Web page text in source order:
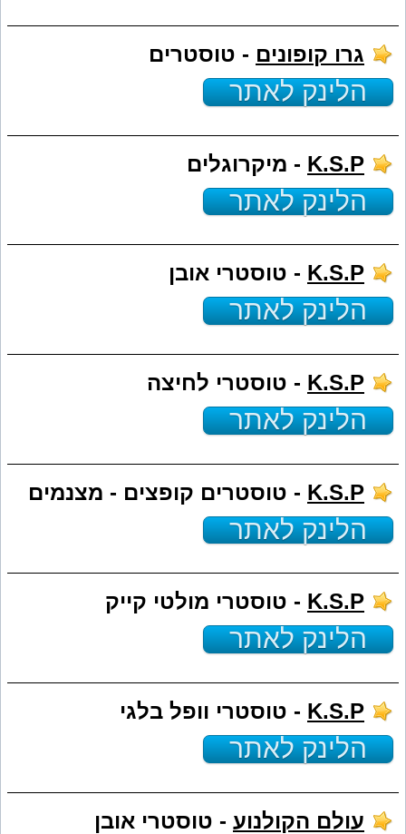
גרו קופונים - טוסטרים
הלינק לאתר
K.S.P - מיקרוגלים
הלינק לאתר
K.S.P - טוסטרי אובן
הלינק לאתר
K.S.P - טוסטרי לחיצה
הלינק לאתר
K.S.P - טוסטרים קופצים - מצנמים
הלינק לאתר
K.S.P - טוסטרי מולטי קייק
הלינק לאתר
K.S.P - טוסטרי וופל בלגי
הלינק לאתר
עולם הקולנוע - טוסטרי אובן